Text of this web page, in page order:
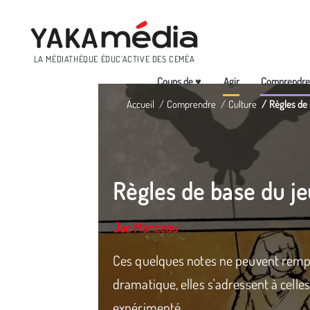
LA MÉDIATHÈQUE ÉDUC’ACTIVE DES CEMÉA
Menu
Coups de ♥ Agir Comprendre
Accueil Comprendre Culture Règles
Règles de base du
Jac Manceau
Ces quelques notes ne peuvent
dramatique, elles s'adressent à